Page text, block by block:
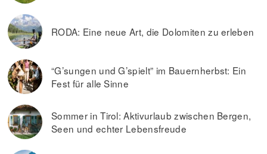
RODA: Eine neue Art, die Dolomiten zu erleben
“G’sungen und G’spielt” im Bauernherbst: Ein
Fest für alle Sinne
Sommer in Tirol: Aktivurlaub zwischen Bergen,
Seen und echter Lebensfreude